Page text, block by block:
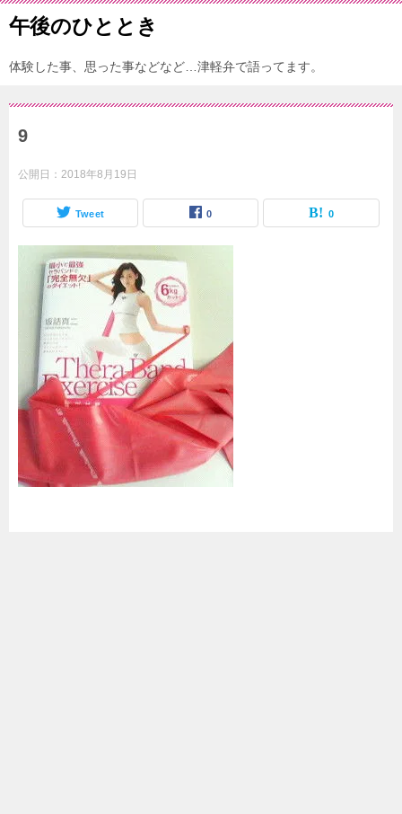
午後のひととき
体験した事、思った事などなど…津軽弁で語ってます。
9
公開日： 2018年8月19日
Tweet 0 0